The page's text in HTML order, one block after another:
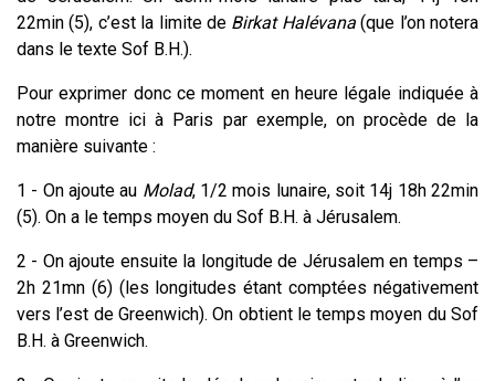
22min (5), c’est la limite de Birkat Halévana(que l’on notera
dans le texte Sof B.H.).
Pour exprimer donc ce moment en heure légale indiquée à
notre montre ici à Paris par exemple, on procède de la
manière suivante :
1 - On ajoute au Molad, 1/2 mois lunaire, soit 14j 18h 22min
(5). On a le temps moyen du Sof B.H. à Jérusalem.
2 - On ajoute ensuite la longitude de Jérusalem en temps –
2h 21mn (6) (les longitudes étant comptées négativement
vers l’est de Greenwich). On obtient le temps moyen du Sof
B.H. à Greenwich.